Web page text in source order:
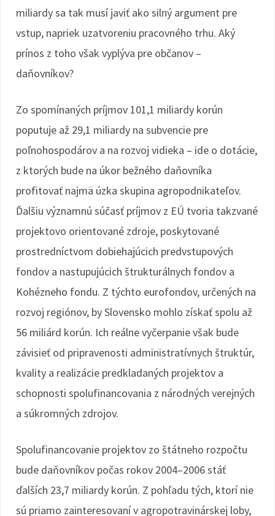
miliardy sa tak musí javiť ako silný argument pre
vstup, napriek uzatvoreniu pracovného trhu. Aký
prínos z toho však vyplýva pre občanov –
daňovníkov?
Zo spomínaných príjmov 101,1 miliardy korún
poputuje až 29,1 miliardy na subvencie pre
poľnohospodárov a na rozvoj vidieka – ide o dotácie,
z ktorých bude na úkor bežného daňovníka
profitovať najmä úzka skupina agropodnikateľov.
Ďalšiu významnú súčasť príjmov z EÚ tvoria takzvané
projektovo orientované zdroje, poskytované
prostredníctvom dobiehajúcich predvstupových
fondov a nastupujúcich štrukturálnych fondov a
Kohézneho fondu. Z týchto eurofondov, určených na
rozvoj regiónov, by Slovensko mohlo získať spolu až
56 miliárd korún. Ich reálne vyčerpanie však bude
závisieť od pripravenosti administratívnych štruktúr,
kvality a realizácie predkladaných projektov a
schopnosti spolufinancovania z národných verejných
a súkromných zdrojov.
Spolufinancovanie projektov zo štátneho rozpočtu
bude daňovníkov počas rokov 2004–2006 stáť
ďalších 23,7 miliardy korún. Z pohľadu tých, ktorí nie
sú priamo zainteresovaní v agropotravinárskej loby,